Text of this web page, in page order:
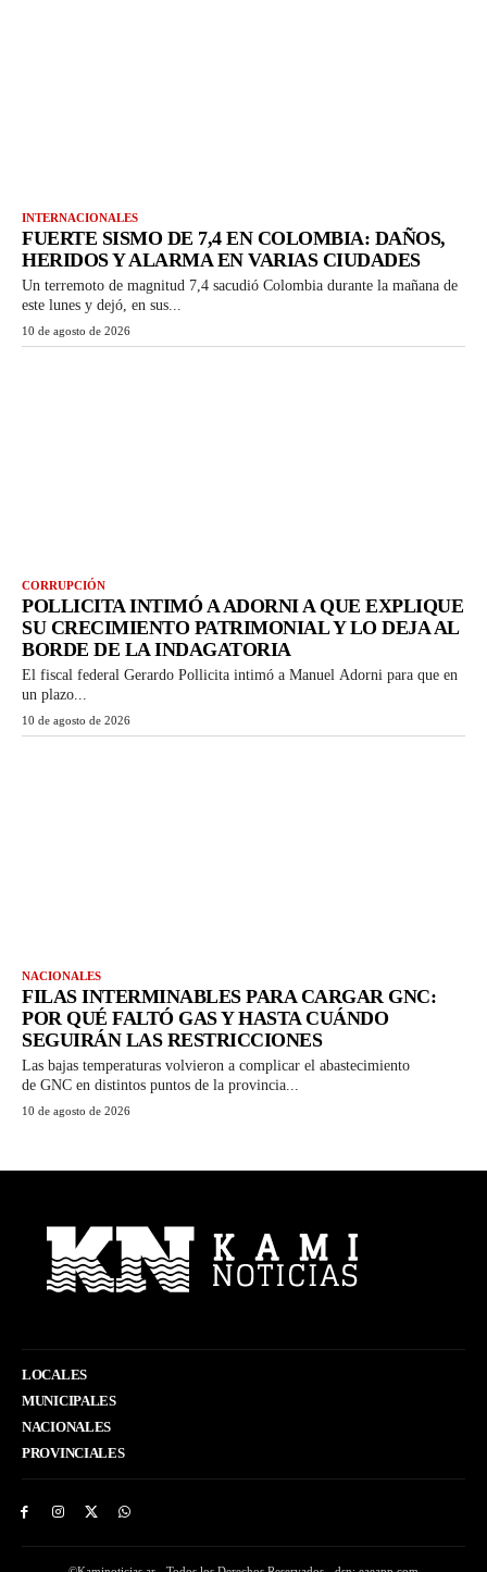
INTERNACIONALES
FUERTE SISMO DE 7,4 EN COLOMBIA: DAÑOS,
HERIDOS Y ALARMA EN VARIAS CIUDADES
Un terremoto de magnitud 7,4 sacudió Colombia durante la mañana de
este lunes y dejó, en sus...
10 de agosto de 2026
CORRUPCIÓN
POLLICITA INTIMÓ A ADORNI A QUE EXPLIQUE
SU CRECIMIENTO PATRIMONIAL Y LO DEJA AL
BORDE DE LA INDAGATORIA
El fiscal federal Gerardo Pollicita intimó a Manuel Adorni para que en
un plazo...
10 de agosto de 2026
NACIONALES
FILAS INTERMINABLES PARA CARGAR GNC:
POR QUÉ FALTÓ GAS Y HASTA CUÁNDO
SEGUIRÁN LAS RESTRICCIONES
Las bajas temperaturas volvieron a complicar el abastecimiento
de GNC en distintos puntos de la provincia...
10 de agosto de 2026
LOCALES
MUNICIPALES
NACIONALES
PROVINCIALES